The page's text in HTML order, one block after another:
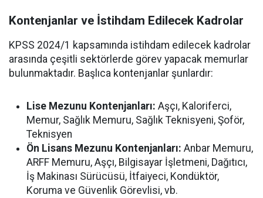
Kontenjanlar ve İstihdam Edilecek Kadrolar
KPSS 2024/1 kapsamında istihdam edilecek kadrolar
arasında çeşitli sektörlerde görev yapacak memurlar
bulunmaktadır. Başlıca kontenjanlar şunlardır:
Lise Mezunu Kontenjanları: Aşçı, Kaloriferci,
Memur, Sağlık Memuru, Sağlık Teknisyeni, Şoför,
Teknisyen
Ön Lisans Mezunu Kontenjanları: Anbar Memuru,
ARFF Memuru, Aşçı, Bilgisayar İşletmeni, Dağıtıcı,
İş Makinası Sürücüsü, İtfaiyeci, Kondüktör,
Koruma ve Güvenlik Görevlisi, vb.